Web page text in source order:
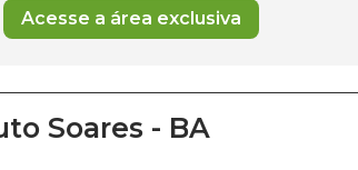
Acesse a área exclusiva
Soares - BA